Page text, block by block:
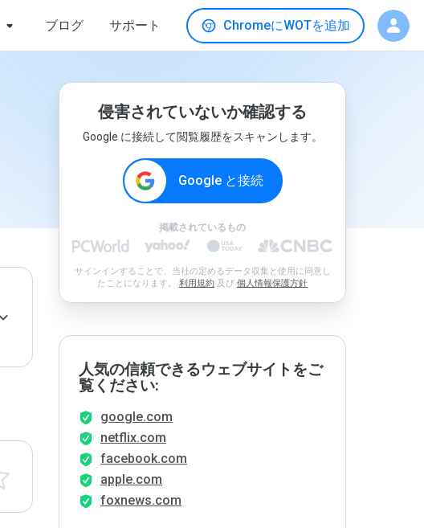
ブログ サポート ChromeにWOTを追加
侵害されていないか確認する
Google に接続して閲覧履歴をスキャンします。
Google と接続
掲載されているもの
サインインすることで、当社の定めるデータ収集と使用に同意し
たことになります。 利用規約 及び 個人情報保護方針
人気の信頼できるウェブサイトをご
覧ください:
google.com
netflix.com
facebook.com
apple.com
foxnews.com